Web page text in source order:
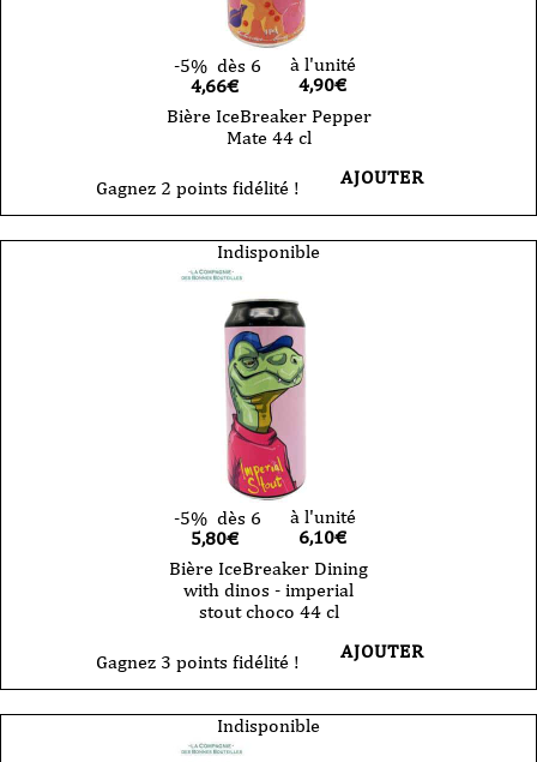
-5% dès 6
4,66€
à l'unité
4,90€
Bière IceBreaker Pepper
Mate 44 cl
Gagnez 2 points fidélité ! AJOUTER
Indisponible
-5% dès 6
5,80€
à l'unité
6,10€
Bière IceBreaker Dining
with dinos - imperial
stout choco 44 cl
Gagnez 3 points fidélité ! AJOUTER
Indisponible